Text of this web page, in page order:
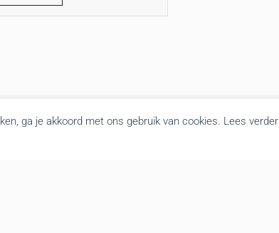
ga je akkoord met ons gebruik van cookies. Lees verder